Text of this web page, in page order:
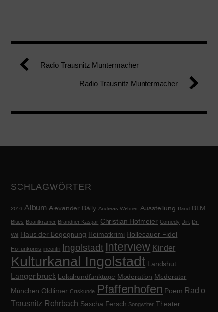
Radio Trausnitz Muntermacher
Radio Trausnitz Muntermacher
SCHLAGWÖRTER
2016 Album Alexander Bálly Andreas Wehner Ausstellung Band BLM
Blues Boanlkramer Brandner Kaspar Christian Hofmeier Comedy Dirt Dr.
Will Haus der Begegnung Heimatkrimi Holledauer Fidel
Hörfunkpreis incontri Ingolstadt Interview Kinder
Kulturkanal Ingolstadt Landshut
Langenbruck Lokalrundfunktage Moderation Moderator
München Oldtimer Ortskunde Pfaffenhofen Poem Radio
Trausnitz Rohrbach Sascha Fersch Songwriter Theater